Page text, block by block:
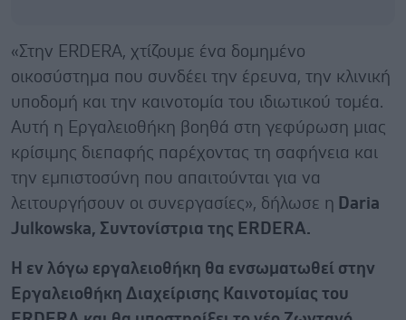
«Στην ERDERA, χτίζουμε ένα δομημένο
οικοσύστημα που συνδέει την έρευνα, την κλινική
υποδομή και την καινοτομία του ιδιωτικού τομέα.
Αυτή η Εργαλειοθήκη βοηθά στη γεφύρωση μιας
κρίσιμης διεπαφής παρέχοντας τη σαφήνεια και
την εμπιστοσύνη που απαιτούνται για να
λειτουργήσουν οι συνεργασίες», δήλωσε η Daria
Julkowska, Συντονίστρια της ERDERA.
Η εν λόγω εργαλειοθήκη θα ενσωματωθεί στην
Εργαλειοθήκη Διαχείρισης Καινοτομίας του